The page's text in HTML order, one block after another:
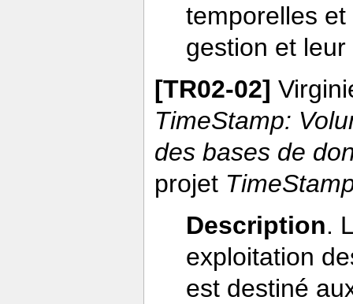
temporelles
gestion et
[TR02-02]
TimeStamp:
des bases de
projet
Description.
exploitation
est destiné